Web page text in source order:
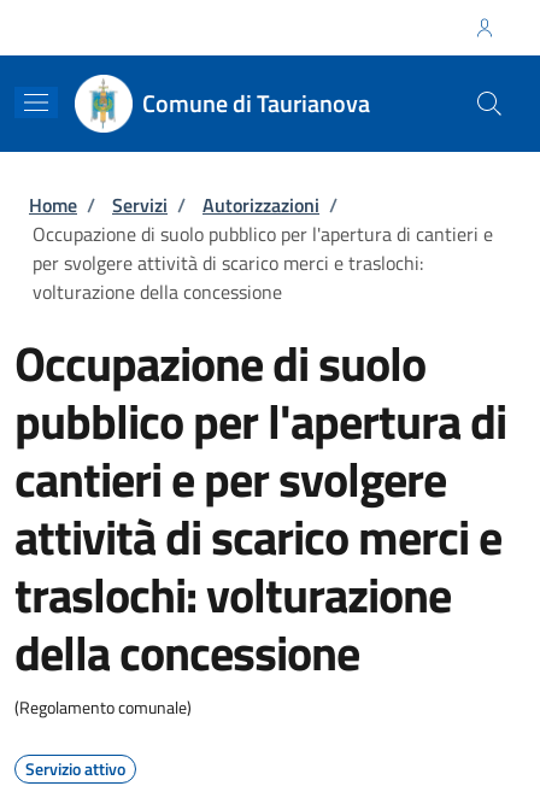
Comune di Taurianova
Briciole di pane
Home / Servizi / Autorizzazioni /
Occupazione di suolo pubblico per l'apertura di cantieri e
per svolgere attività di scarico merci e traslochi:
volturazione della concessione
Occupazione di suolo
pubblico per l'apertura di
cantieri e per svolgere
attività di scarico merci e
traslochi: volturazione
della concessione
(Regolamento comunale)
Servizio attivo